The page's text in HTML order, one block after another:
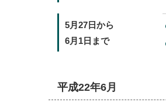
5月27日から
6月1日まで
平成22年6月